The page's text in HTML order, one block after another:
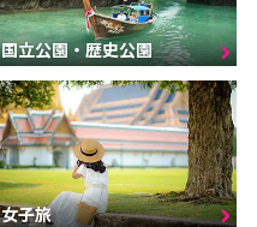
国立公園・歴史公園
女子旅